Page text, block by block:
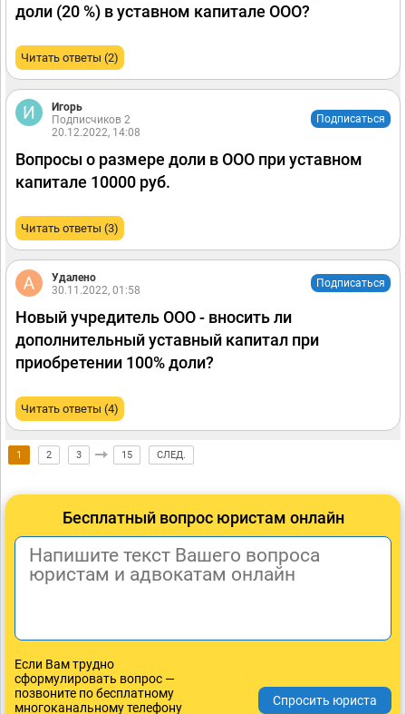
доли (20 %) в уставном капитале ООО?
Читать ответы (2)
Игорь
Подписчиков 2
20.12.2022, 14:08
Подписаться
Вопросы о размере доли в ООО при уставном
капитале 10000 руб.
Читать ответы (3)
Удалено
30.11.2022, 01:58
Подписаться
Новый учредитель ООО - вносить ли
дополнительный уставный капитал при
приобретении 100% доли?
Читать ответы (4)
1 2 3 15 СЛЕД.
Бесплатный вопрос юристам онлайн
Если Вам трудно
сформулировать вопрос —
позвоните по бесплатному
многоканальному телефону